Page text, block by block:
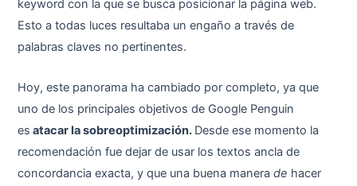
keyword con la que se busca posicionar la página web.
Esto a todas luces resultaba un engaño a través de
palabras claves no pertinentes.
Hoy, este panorama ha cambiado por completo, ya que
uno de los principales objetivos de Google Penguin
es atacar la sobreoptimización. Desde ese momento la
recomendación fue dejar de usar los textos ancla de
concordancia exacta, y que una buena manerade hacer